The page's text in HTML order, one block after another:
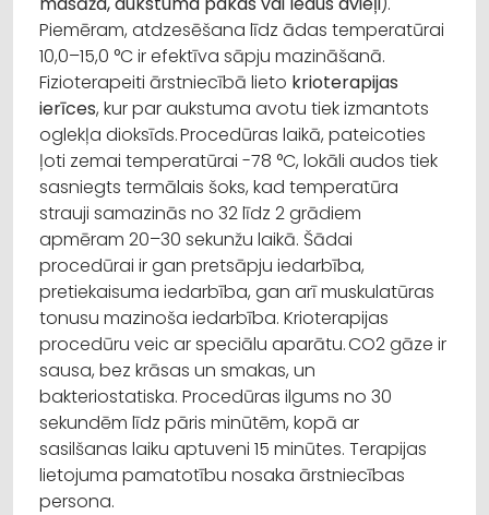
Piemēram, atdzesēšana līdz ādas temperatūrai
10,0–15,0 °C ir efektīva sāpju mazināšanā.
Fizioterapeiti ārstniecībā lieto krioterapijas
ierīces, kur par aukstuma avotu tiek izmantots
oglekļa dioksīds. Procedūras laikā, pateicoties
ļoti zemai temperatūrai -78 °C, lokāli audos tiek
sasniegts termālais šoks, kad temperatūra
strauji samazinās no 32 līdz 2 grādiem
apmēram 20–30 sekunžu laikā. Šādai
procedūrai ir gan pretsāpju iedarbība,
pretiekaisuma iedarbība, gan arī muskulatūras
tonusu mazinoša iedarbība. Krioterapijas
procedūru veic ar speciālu aparātu. CO2 gāze ir
sausa, bez krāsas un smakas, un
bakteriostatiska. Procedūras ilgums no 30
sekundēm līdz pāris minūtēm, kopā ar
sasilšanas laiku aptuveni 15 minūtes. Terapijas
lietojuma pamatotību nosaka ārstniecības
persona.